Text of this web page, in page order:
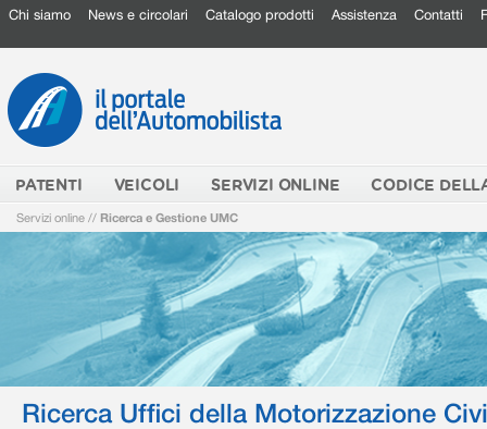
Chi siamo News e circolari Catalogo prodotti Assistenza Contatti
PATENTI VEICOLI SERVIZI ONLINE CODICE
Servizi online // Ricerca e Gestione UMC
Ricerca Uffici della Motorizzazione